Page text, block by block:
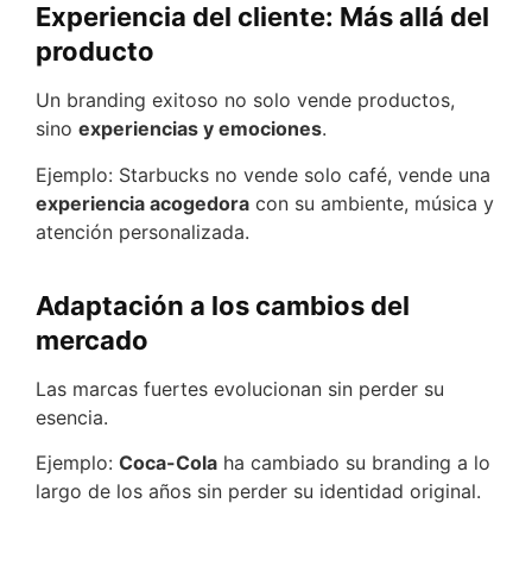
Experiencia del cliente: Más allá del
producto
Un branding exitoso no solo vende productos,
sino experiencias y emociones.
Ejemplo: Starbucks no vende solo café, vende una
experiencia acogedora con su ambiente, música y
atención personalizada.
Adaptación a los cambios del
mercado
Las marcas fuertes evolucionan sin perder su
esencia.
Ejemplo: Coca-Cola ha cambiado su branding a lo
largo de los años sin perder su identidad original.